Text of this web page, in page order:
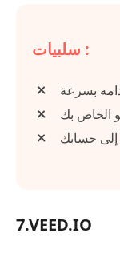
سلبيات :
بسرعة
الخاص بك
حسابك
7.VEED.IO